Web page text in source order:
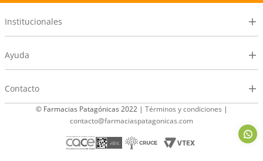
Institucionales
Ayuda
Contacto
© Farmacias Patagónicas 2022 | Términos y condiciones |
contacto@farmaciaspatagonicas.com